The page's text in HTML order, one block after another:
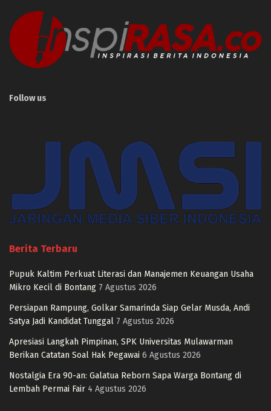
Follow us
Berita Terbaru
Pupuk Kaltim Perkuat Literasi dan Manajemen Keuangan Usaha
Mikro Kecil di Bontang 7 Agustus 2026
Persiapan Rampung, Golkar Samarinda Siap Gelar Musda, Andi
Satya Jadi Kandidat Tunggal 7 Agustus 2026
Apresiasi Langkah Pimpinan, SPK Universitas Mulawarman
Berikan Catatan Soal Hak Pegawai 6 Agustus 2026
Nostalgia Era 90-an: Galatua Reborn Sapa Warga Bontang di
Lembah Permai Fair 4 Agustus 2026